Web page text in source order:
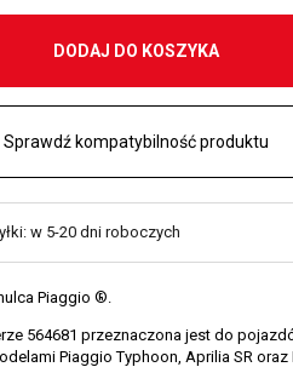
DODAJ DO KOSZYKA
Sprawdź kompatybilność produktu
w 5-20 dni roboczych
Piaggio ®.
564681 przeznaczona jest do
Piaggio Typhoon, Aprilia SR